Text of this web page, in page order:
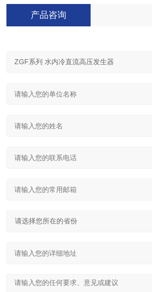
产品咨询